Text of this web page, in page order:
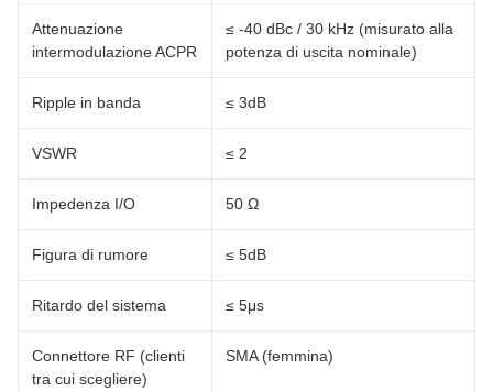
Attenuazione
intermodulazione ACPR
≤ -40 dBc / 30 kHz (misurato alla
potenza di uscita nominale)
Ripple in banda ≤ 3dB
VSWR ≤ 2
Impedenza I/O 50 Ω
Figura di rumore ≤ 5dB
Ritardo del sistema ≤ 5μs
Connettore RF (clienti
tra cui scegliere)
SMA (femmina)